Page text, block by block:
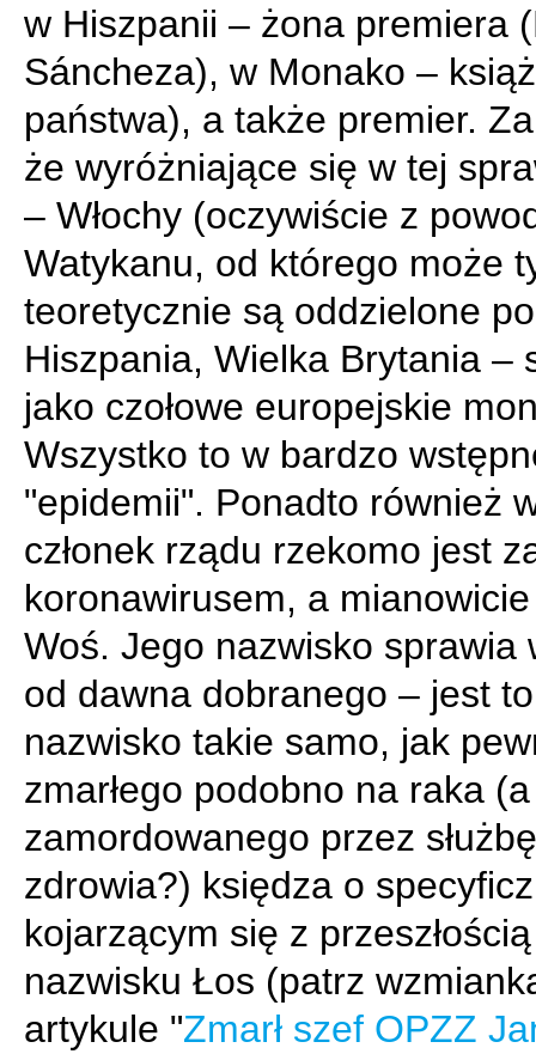
w Hiszpanii – żona premiera
Sáncheza), w Monako –
państwa), a także premier.
że wyróżniające się w tej
– Włochy (oczywiście z
Watykanu, od którego może
teoretycznie są oddzielone
Hiszpania, Wielka Brytania –
jako czołowe europejskie
Wszystko to w bardzo
"epidemii". Ponadto również
członek rządu rzekomo jest
koronawirusem, a
Woś. Jego nazwisko sprawia
od dawna dobranego – jest to
nazwisko takie samo, jak
zmarłego podobno na raka
zamordowanego przez służbę
zdrowia?) księdza o
kojarzącym się z przeszłością
nazwisku Łos (patrz
artykule "Zmarł szef OPZZ